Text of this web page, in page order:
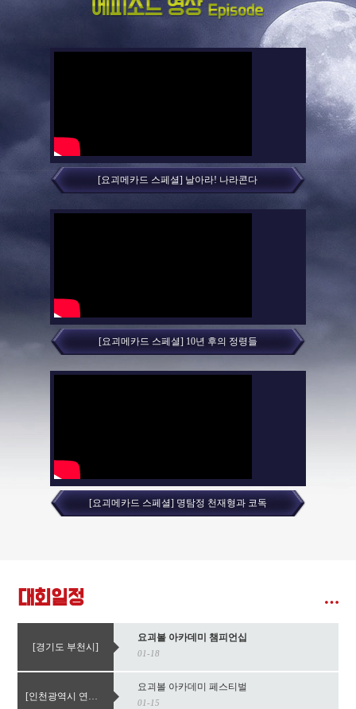
[요괴메카드 스페셜] 날아라! 나라콘다
[요괴메카드 스페셜] 10년 후의 정령들
[요괴메카드 스페셜] 명탐정 천재형과 코독
대회일정
[경기도 부천시]
요괴볼 아카데미 챔피언십
01-18
[인천광역시 연수구]
요괴볼 아카데미 페스티벌
01-15